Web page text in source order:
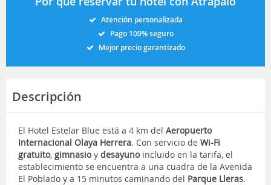
Atención personalizada
Pago 100% seguro
Mejor precio garantizado
Descripción
El Hotel Estelar Blue está a 4 km del Aeropuerto
Internacional Olaya Herrera. Con servicio de Wi-Fi
gratuito, gimnasioy desayuno incluido en la tarifa, el
establecimiento se encuentra a una cuadra de la Avenida
El Poblado y a 15 minutos caminando del Parque Lleras.